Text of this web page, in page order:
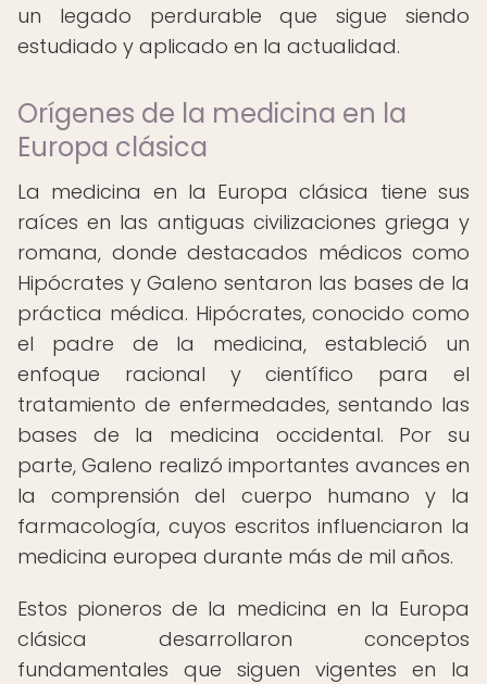
un legado perdurable que sigue siendo
estudiado y aplicado en la actualidad.
Orígenes de la medicina en la
Europa clásica
La medicina en la Europa clásica tiene sus
raíces en las antiguas civilizaciones griega y
romana, donde destacados médicos como
Hipócrates y Galeno sentaron las bases de la
práctica médica. Hipócrates, conocido como
el padre de la medicina, estableció un
enfoque racional y científico para el
tratamiento de enfermedades, sentando las
bases de la medicina occidental. Por su
parte, Galeno realizó importantes avances en
la comprensión del cuerpo humano y la
farmacología, cuyos escritos influenciaron la
medicina europea durante más de mil años.
Estos pioneros de la medicina en la Europa
clásica desarrollaron conceptos
fundamentales que siguen vigentes en la